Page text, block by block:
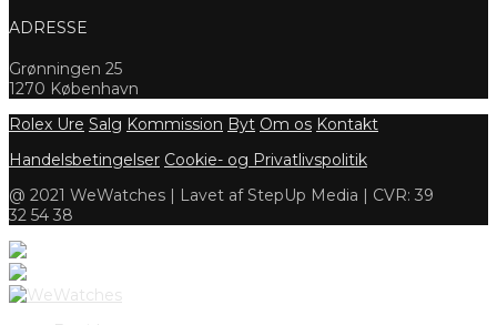
ADRESSE
Grønningen 25
1270 København
Rolex Ure Salg Kommission Byt Om os Kontakt
Handelsbetingelser Cookie- og Privatlivspolitik
@ 2021 WeWatches | Lavet af StepUp Media | CVR: 39
32 54 38